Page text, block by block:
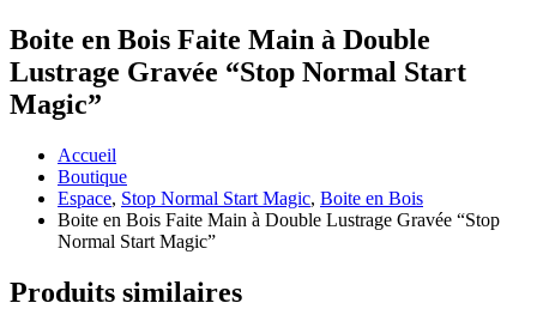
Boite en Bois Faite Main à Double
Lustrage Gravée “Stop Normal Start
Magic”
Accueil
Boutique
Espace, Stop Normal Start Magic, Boite en Bois
Boite en Bois Faite Main à Double Lustrage Gravée “Stop
Normal Start Magic”
Produits similaires